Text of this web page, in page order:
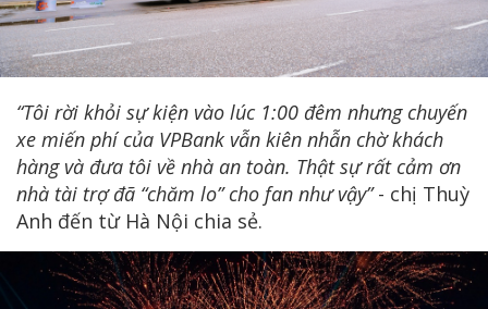
“Tôi rời khỏi sự kiện vào lúc 1:00 đêm nhưng chuyến
xe miến phí của VPBank vẫn kiên nhẫn chờ khách
hàng và đưa tôi về nhà an toàn. Thật sự rất cảm ơn
nhà tài trợ đã “chăm lo” cho fan như vậy”- chị Thuỳ
Anh đến từ Hà Nội chia sẻ.